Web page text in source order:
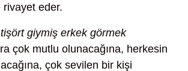
eder.
tişört giymiş erkek görmek
çok mutlu olunacağına, herkesin
çok sevilen bir kişi